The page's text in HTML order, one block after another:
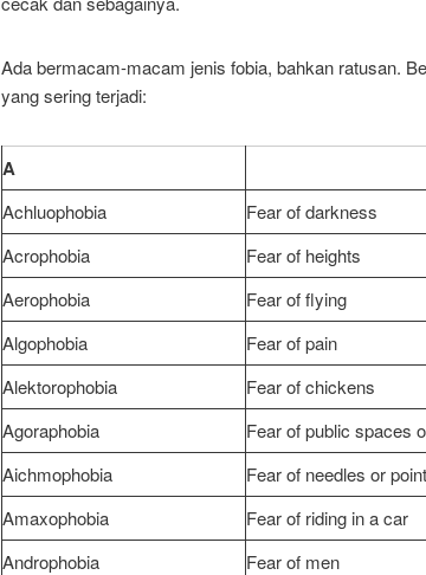
Ada bermacam-macam jenis fobia, bahkan ratusan.
yang sering terjadi:
A
Achluophobia
Fear of darkness
Acrophobia
Fear of heights
Aerophobia
Fear of flying
Algophobia
Fear of pain
Alektorophobia
Fear of chickens
Agoraphobia
Fear of public spaces
Aichmophobia
Fear of needles or
Amaxophobia
Fear of riding in a car
Androphobia
Fear of men